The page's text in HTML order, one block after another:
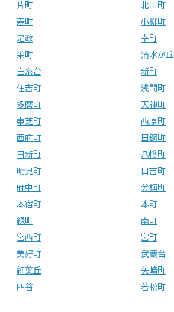
片町
北山町
寿町
小柳町
是政
幸町
栄町
清水が丘
白糸台
新町
住吉町
浅間町
多磨町
天神町
東芝町
西原町
西府町
日鋼町
日新町
八幡町
晴見町
日吉町
府中町
分梅町
本宿町
本町
緑町
南町
宮西町
宮町
美好町
武蔵台
紅葉丘
矢崎町
四谷
若松町